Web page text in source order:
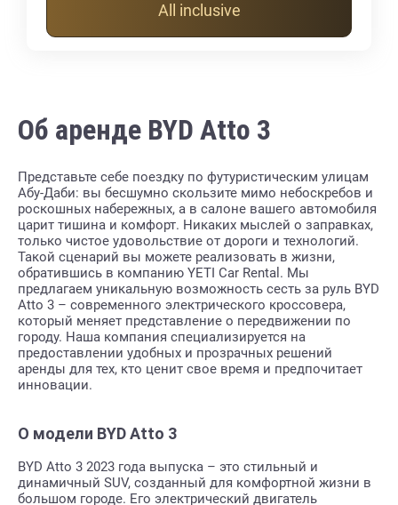
All inclusive
Об аренде BYD Atto 3
Представьте себе поездку по футуристическим улицам
Абу-Даби: вы бесшумно скользите мимо небоскребов и
роскошных набережных, а в салоне вашего автомобиля
царит тишина и комфорт. Никаких мыслей о заправках,
только чистое удовольствие от дороги и технологий.
Такой сценарий вы можете реализовать в жизни,
обратившись в компанию YETI Car Rental. Мы
предлагаем уникальную возможность сесть за руль BYD
Atto 3 – современного электрического кроссовера,
который меняет представление о передвижении по
городу. Наша компания специализируется на
предоставлении удобных и прозрачных решений
аренды для тех, кто ценит свое время и предпочитает
инновации.
О модели BYD Atto 3
BYD Atto 3 2023 года выпуска – это стильный и
динамичный SUV, созданный для комфортной жизни в
большом городе. Его электрический двигатель